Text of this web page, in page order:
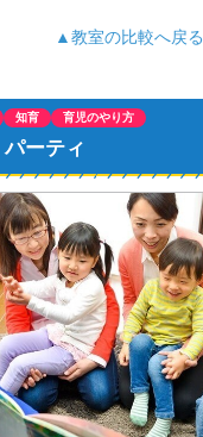
▲教室の比較へ戻る
知育 育児のやり方
ーティ